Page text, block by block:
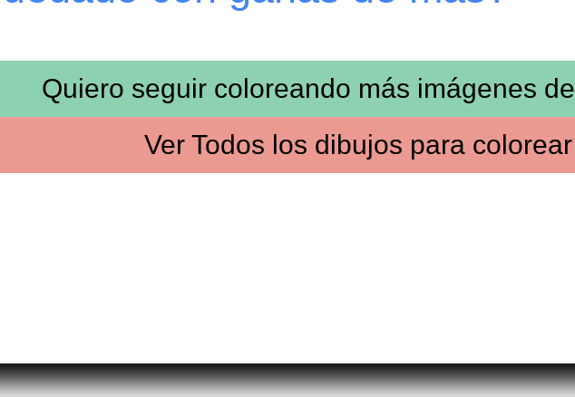
Quiero seguir coloreando más imágenes de
Ver Todos los dibujos para colorear